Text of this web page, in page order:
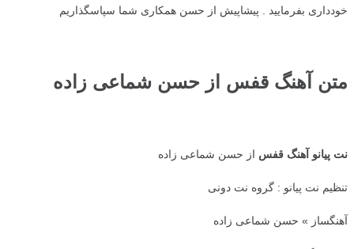
خودداری بفرمایید . پیشاپیش از حسن همکاری شما سپاسگذاریم
متن آهنگ قفس از حسن شماعی زاده
نت پیانو آهنگ قفس از حسن شماعی زاده
تنظیم نت پیانو : گروه نت دونی
آهنگساز » حسن شماعی زاده